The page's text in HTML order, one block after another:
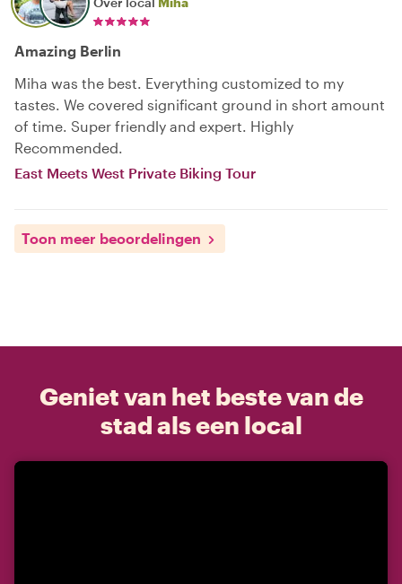
Amazing Berlin
Miha was the best. Everything customized to my
tastes. We covered significant ground in short amount
of time. Super friendly and expert. Highly
Recommended.
East Meets West Private Biking Tour
Toon meer beoordelingen
Geniet van het beste van de
stad als een local